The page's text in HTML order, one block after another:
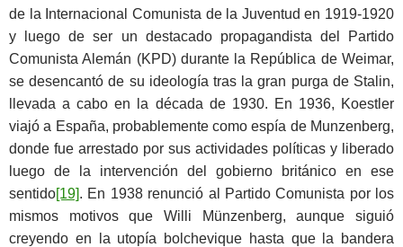
de la Internacional Comunista de la Juventud en 1919-1920
y luego de ser un destacado propagandista del Partido
Comunista Alemán (KPD) durante la República de Weimar,
se desencantó de su ideología tras la gran purga de Stalin,
llevada a cabo en la década de 1930. En 1936, Koestler
viajó a España, probablemente como espía de Munzenberg,
donde fue arrestado por sus actividades políticas y liberado
luego de la intervención del gobierno británico en ese
sentido[19]. En 1938 renunció al Partido Comunista por los
mismos motivos que Willi Münzenberg, aunque siguió
creyendo en la utopía bolchevique hasta que la bandera